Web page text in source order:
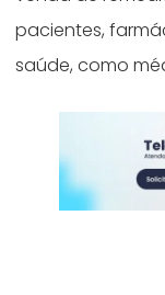
pacientes,
saúde, como